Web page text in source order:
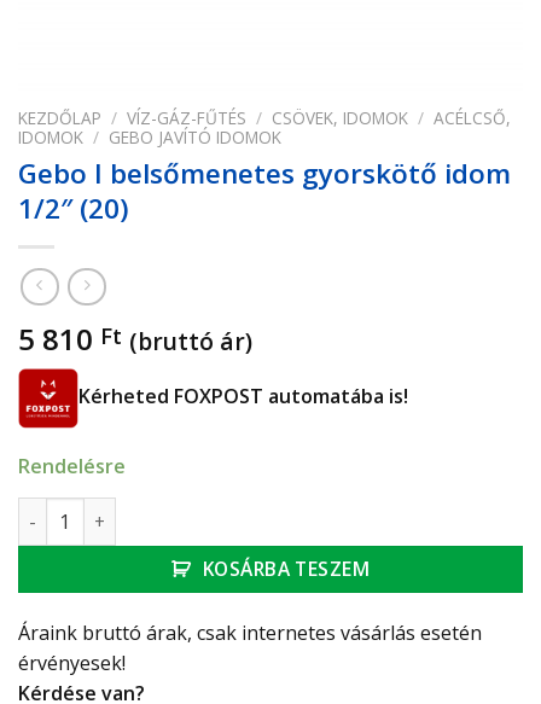
KEZDŐLAP / VÍZ-GÁZ-FŰTÉS / CSÖVEK, IDOMOK / ACÉLCSŐ,
IDOMOK / GEBO JAVÍTÓ IDOMOK
Gebo I belsőmenetes gyorskötő idom
1/2″ (20)
5 810 Ft (bruttó ár)
Kérheted FOXPOST automatába is!
Rendelésre
Gebo I belsőmenetes gyorskötő idom 1/2" (20) mennyiség
KOSÁRBA TESZEM
Áraink bruttó árak, csak internetes vásárlás esetén
érvényesek!
Kérdése van?